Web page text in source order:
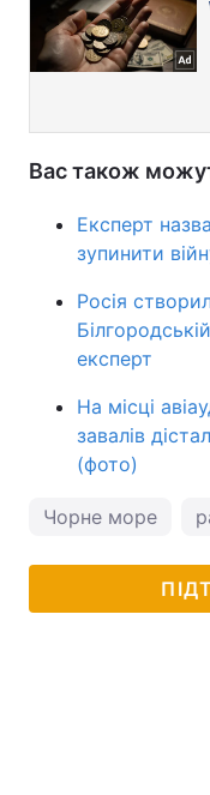
Вас також
Експерт
зупинити
Росія
експерт
На місці
завалів
(фото)
Чорне море